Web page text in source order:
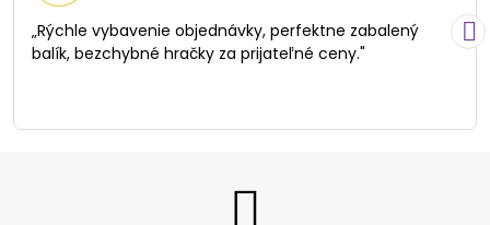
/
5
„Rýchle vybavenie objednávky, perfektne zabalený
balík, bezchybné hračky za prijateľné ceny."